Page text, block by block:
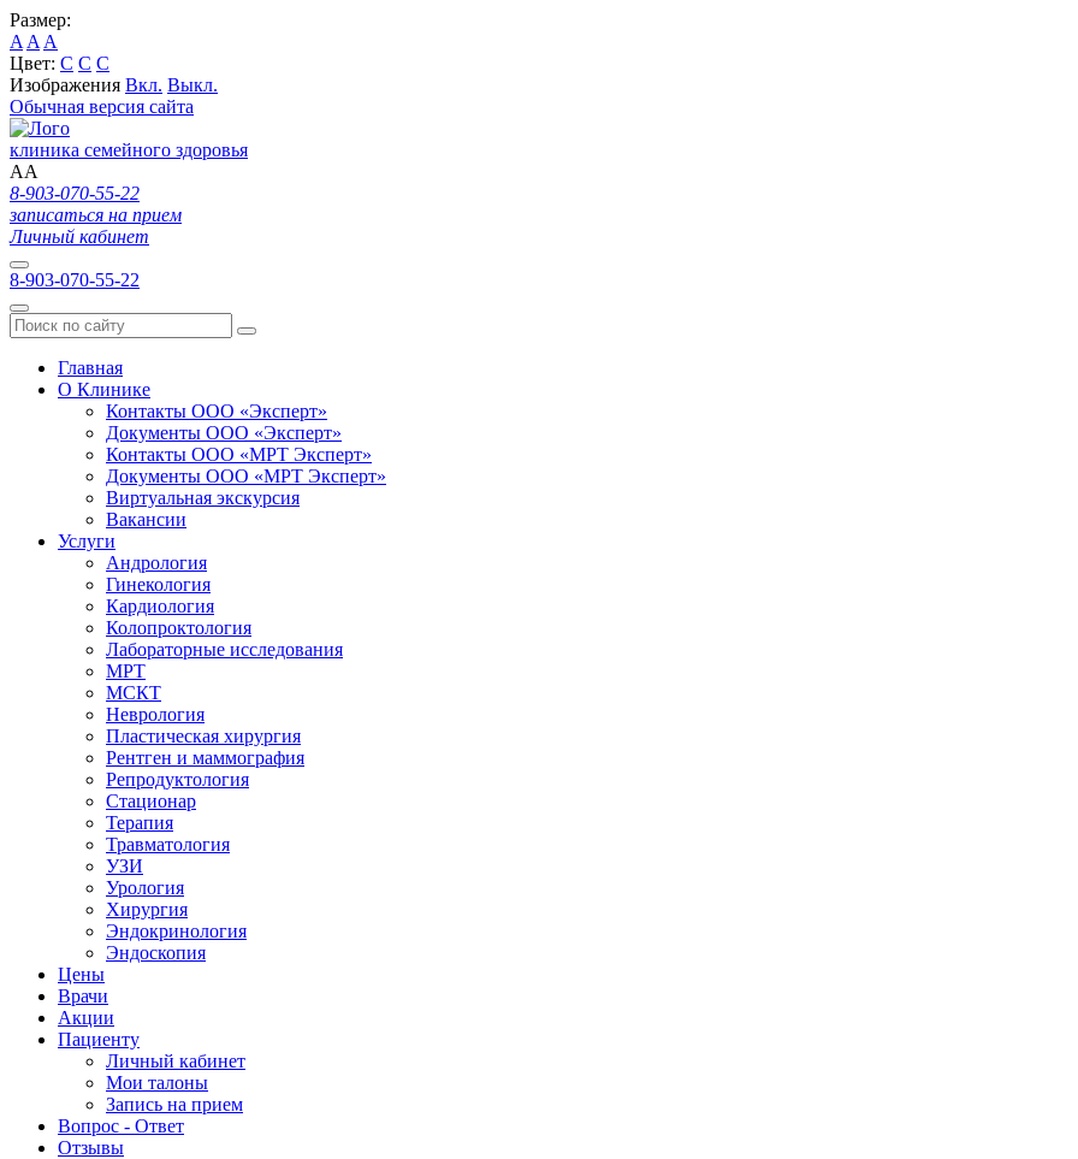
Размер:
A A A
Цвет: C C C
Изображения Вкл. Выкл.
Обычная версия сайта
клиника семейного здоровья
AA
8-903-070-55-22
записаться на прием
Личный кабинет
8-903-070-55-22
Главная
О Клинике
Контакты ООО «Эксперт»
Документы ООО «Эксперт»
Контакты ООО «МРТ Эксперт»
Документы ООО «МРТ Эксперт»
Виртуальная экскурсия
Вакансии
Услуги
Андрология
Гинекология
Кардиология
Колопроктология
Лабораторные исследования
МРТ
МСКТ
Неврология
Пластическая хирургия
Рентген и маммография
Репродуктология
Стационар
Терапия
Травматология
УЗИ
Урология
Хирургия
Эндокринология
Эндоскопия
Цены
Врачи
Акции
Пациенту
Личный кабинет
Мои талоны
Запись на прием
Вопрос - Ответ
Отзывы